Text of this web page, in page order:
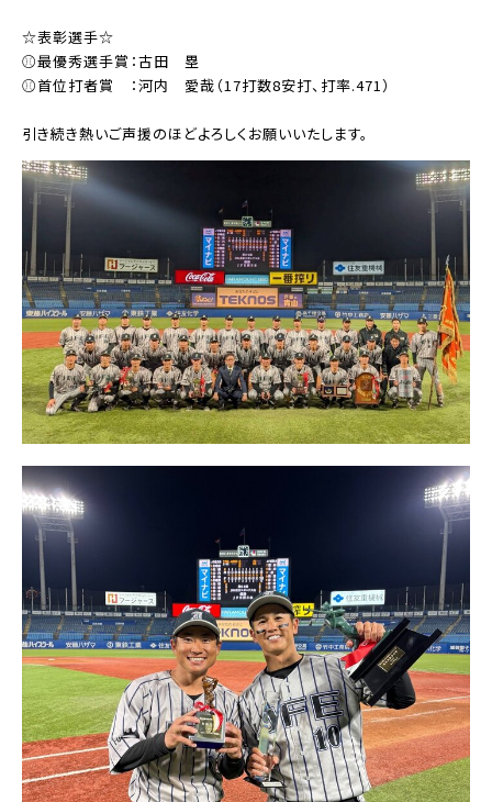
☆表彰選手☆
⚾最優秀選手賞：古田 塁
⚾首位打者賞 ：河内 愛哉（17打数8安打、打率.471）
引き続き熱いご声援のほどよろしくお願いいたします。